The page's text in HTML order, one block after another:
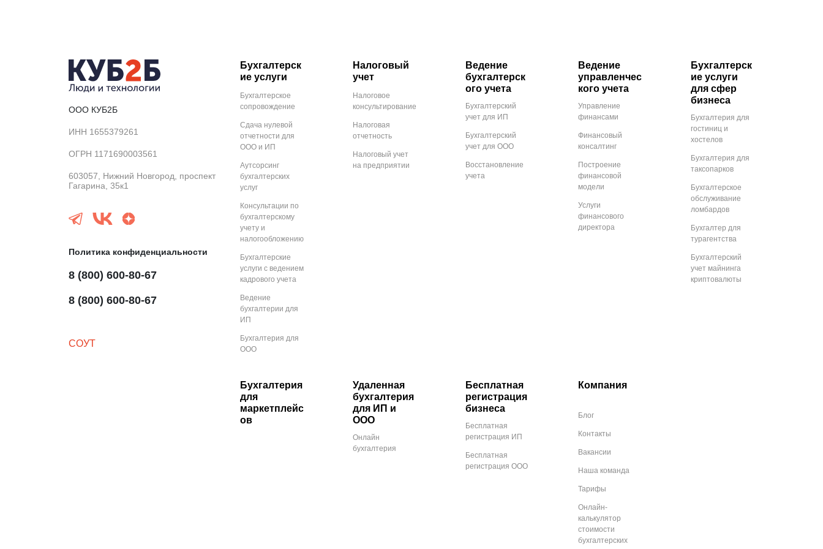
ООО КУБ2Б
ИНН 1655379261
ОГРН 1171690003561
603057, Нижний Новгород, проспект
Гагарина, 35к1
Политика конфиденциальности
8 (800) 600-80-67
8 (800) 600-80-67
СОУТ
Бухгалтерск
ие услуги
Бухгалтерское
сопровождение
Сдача нулевой
отчетности для
ООО и ИП
Аутсорсинг
бухгалтерских
услуг
Консультации по
бухгалтерскому
учету и
налогообложению
Бухгалтерские
услуги с ведением
кадрового учета
Ведение
бухгалтерии для
ИП
Бухгалтерия для
ООО
Налоговый
учет
Налоговое
консультирование
Налоговая
отчетность
Налоговый учет
на предприятии
Ведение
бухгалтерск
ого учета
Бухгалтерский
учет для ИП
Бухгалтерский
учет для ООО
Восстановление
учета
Ведение
управленчес
кого учета
Управление
финансами
Финансовый
консалтинг
Построение
финансовой
модели
Услуги
финансового
директора
Бухгалтерск
ие услуги
для сфер
бизнеса
Бухгалтерия для
гостиниц и
хостелов
Бухгалтерия для
таксопарков
Бухгалтерское
обслуживание
ломбардов
Бухгалтер для
турагентства
Бухгалтерский
учет майнинга
криптовалюты
Бухгалтерия
для
маркетплейс
ов
Удаленная
бухгалтерия
для ИП и
ООО
Онлайн
бухгалтерия
Бесплатная
регистрация
бизнеса
Бесплатная
регистрация ИП
Бесплатная
регистрация ООО
Компания
Блог
Контакты
Вакансии
Наша команда
Тарифы
Онлайн-
калькулятор
стоимости
бухгалтерских